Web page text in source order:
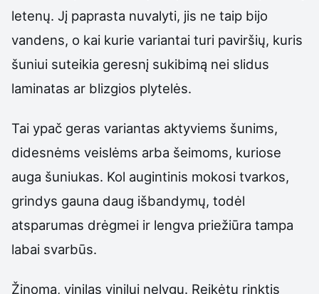
letenų. Jį paprasta nuvalyti, jis ne taip bijo
vandens, o kai kurie variantai turi paviršių, kuris
šuniui suteikia geresnį sukibimą nei slidus
laminatas ar blizgios plytelės.
Tai ypač geras variantas aktyviems šunims,
didesnėms veislėms arba šeimoms, kuriose
auga šuniukas. Kol augintinis mokosi tvarkos,
grindys gauna daug išbandymų, todėl
atsparumas drėgmei ir lengva priežiūra tampa
labai svarbūs.
Žinoma, vinilas vinilui nelygu. Reikėtų rinktis